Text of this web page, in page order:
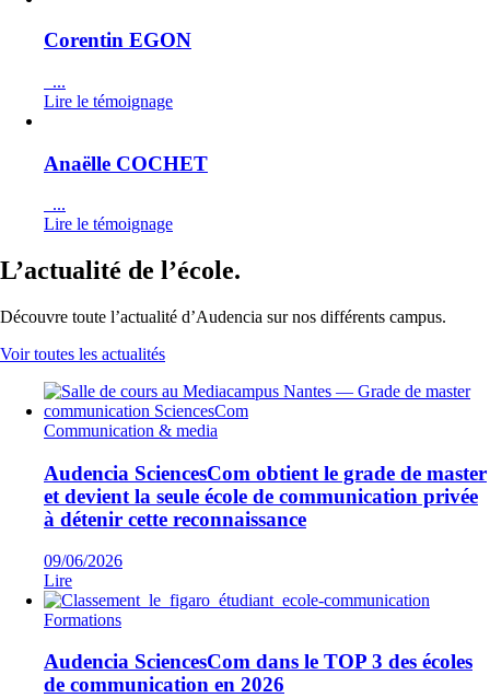
Corentin EGON
...
Lire le témoignage
Anaëlle COCHET
...
Lire le témoignage
L’actualité de l’école.
Découvre toute l’actualité d’Audencia sur nos différents campus.
Voir toutes les actualités
Communication & media
Audencia SciencesCom obtient le grade de master
et devient la seule école de communication privée
à détenir cette reconnaissance
09/06/2026
Lire
Formations
Audencia SciencesCom dans le TOP 3 des écoles
de communication en 2026